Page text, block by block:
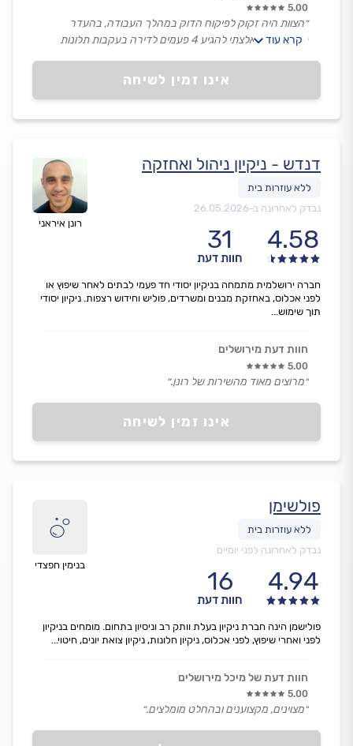
אינו זמין לשיחה
5.00
״הצוות היה זקוק לפיקוח הדוק במהלך העבודה, בהעדר
פיקוח כזה נאלצתי להגיע 4 פעמים לדירה בעקבות תלונות
קרא עוד
רונן איראני
דנדש - ניקיון ניהול ואחזקה
נבדק לאחרונה ב-26.05.2026
4.58
31
חוות דעת
אינו זמין לשיחה
חברה ירושלמית מתמחה בניקיון יסודי חד פעמי לבתים לאחר שיפוץ או
לפני אכלוס, באחזקת מבנים ומשרדים, פוליש וחידוש רצפות. ניקיון יסודי
תוך שימוש...
חוות דעת מירושלים
5.00
״מרוצים מאוד מהשירות של רונן.״
בנימין חפצדי
פולשימן
נבדק לאחרונה לפני יומיים
4.94
16
חוות דעת
פולישמן הינה חברת ניקיון בעלת וותק רב וניסיון בתחום. מומחים בניקיון
לפני ואחרי שיפוץ, לפני אכלוס, ניקיון חלונות, ניקיון צואת יונים, חיטוי...
חוות דעת של מיכל מירושלים
5.00
״מצוינים, מקצוענים ובהחלט מומלצים.״